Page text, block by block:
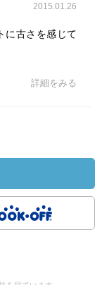
2015.01.26
に古さを感じて
詳細をみる